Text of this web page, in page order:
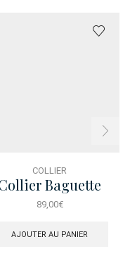
COLLIER
Baguette
89,00€
AJOUTER AU PANIER